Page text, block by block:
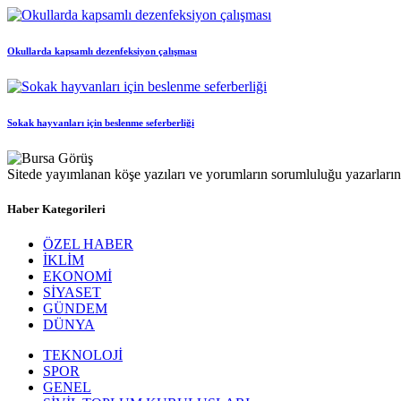
Okullarda kapsamlı dezenfeksiyon çalışması
Sokak hayvanları için beslenme seferberliği
Sitede yayımlanan köşe yazıları ve yorumların sorumluluğu
Haber Kategorileri
ÖZEL HABER
İKLİM
EKONOMİ
SİYASET
GÜNDEM
DÜNYA
TEKNOLOJİ
SPOR
GENEL